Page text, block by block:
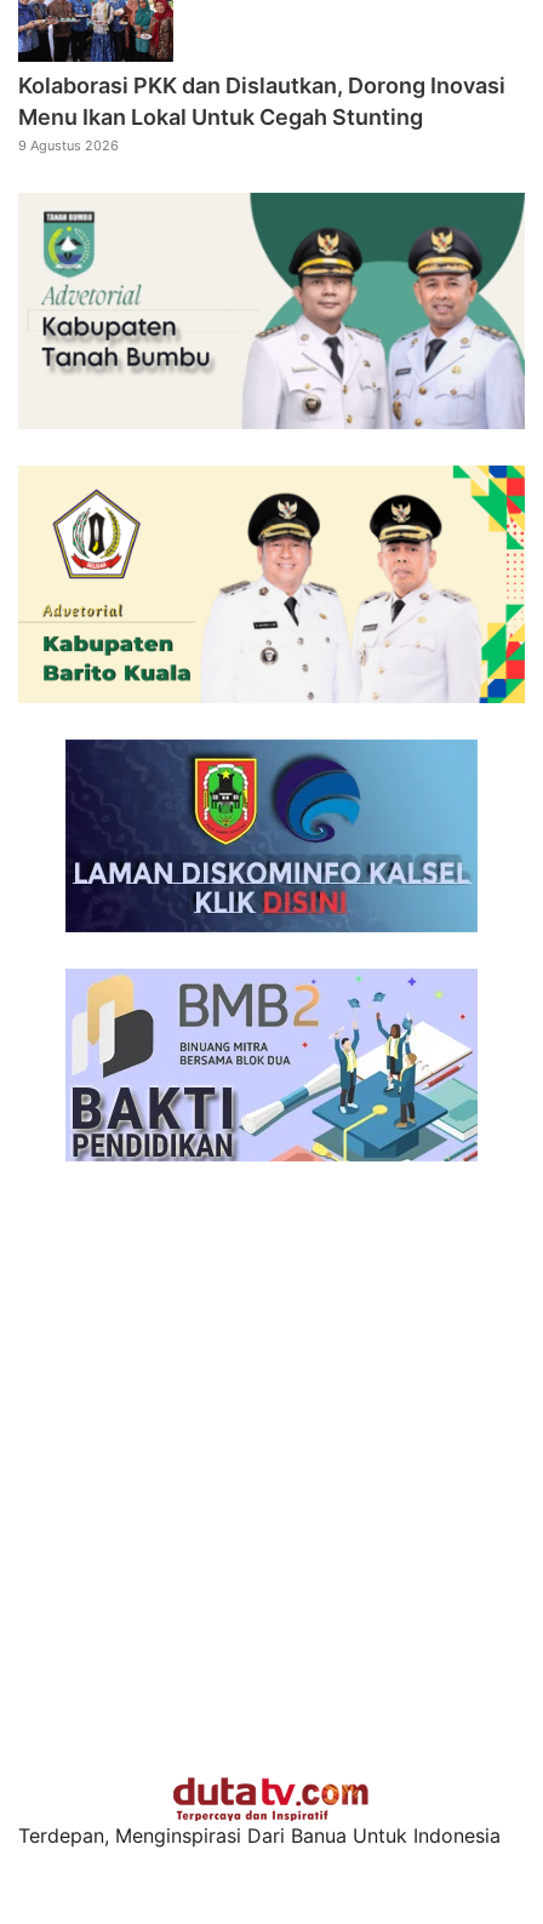
Kolaborasi PKK dan Dislautkan, Dorong Inovasi
Menu Ikan Lokal Untuk Cegah Stunting
9 Agustus 2026
Terdepan, Menginspirasi Dari Banua Untuk Indonesia